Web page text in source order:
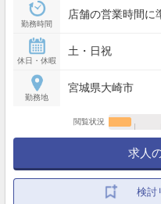
勤務時間
店舗の営業時間に
休日・休暇
土・日祝
勤務地
宮城県大崎市
閲覧状況
求人
検討